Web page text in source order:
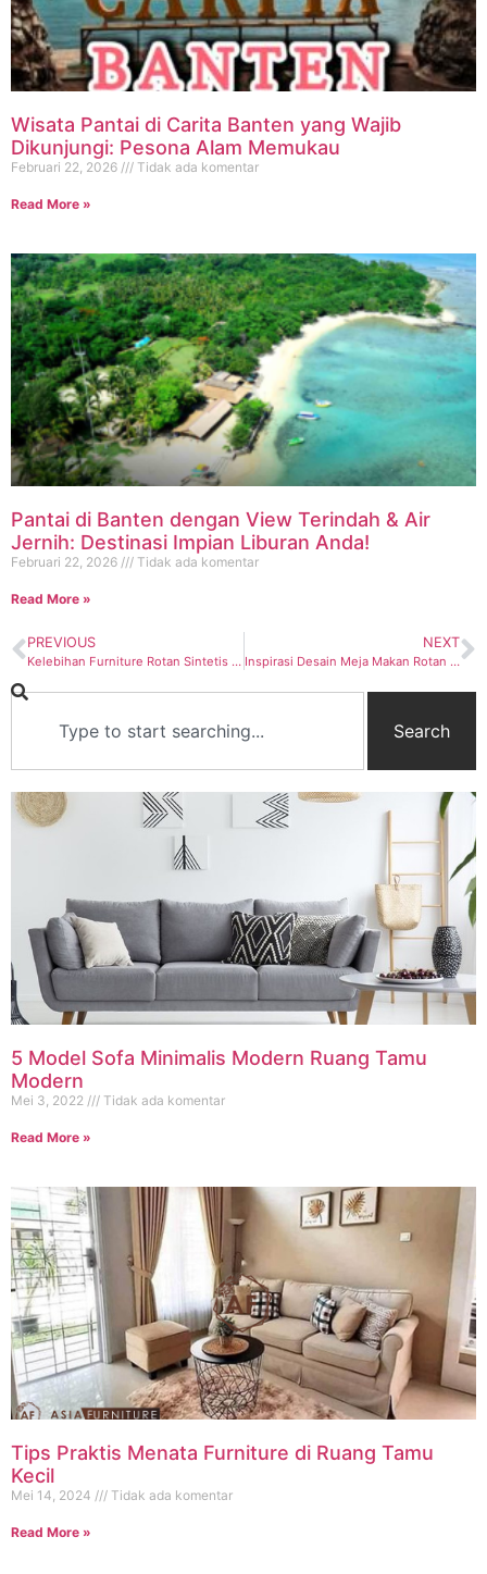
Wisata Pantai di Carita Banten yang Wajib
Dikunjungi: Pesona Alam Memukau
Februari 22, 2026 Tidak ada komentar
Read More »
Pantai di Banten dengan View Terindah & Air
Jernih: Destinasi Impian Liburan Anda!
Februari 22, 2026 Tidak ada komentar
Read More »
PREVIOUS
Kelebihan Furniture Rotan Sintetis untuk Taman Anda
NEXT
Inspirasi Desain Meja Makan Rotan Sintetis Terbaru
Search
5 Model Sofa Minimalis Modern Ruang Tamu
Modern
Mei 3, 2022 Tidak ada komentar
Read More »
Tips Praktis Menata Furniture di Ruang Tamu
Kecil
Mei 14, 2024 Tidak ada komentar
Read More »